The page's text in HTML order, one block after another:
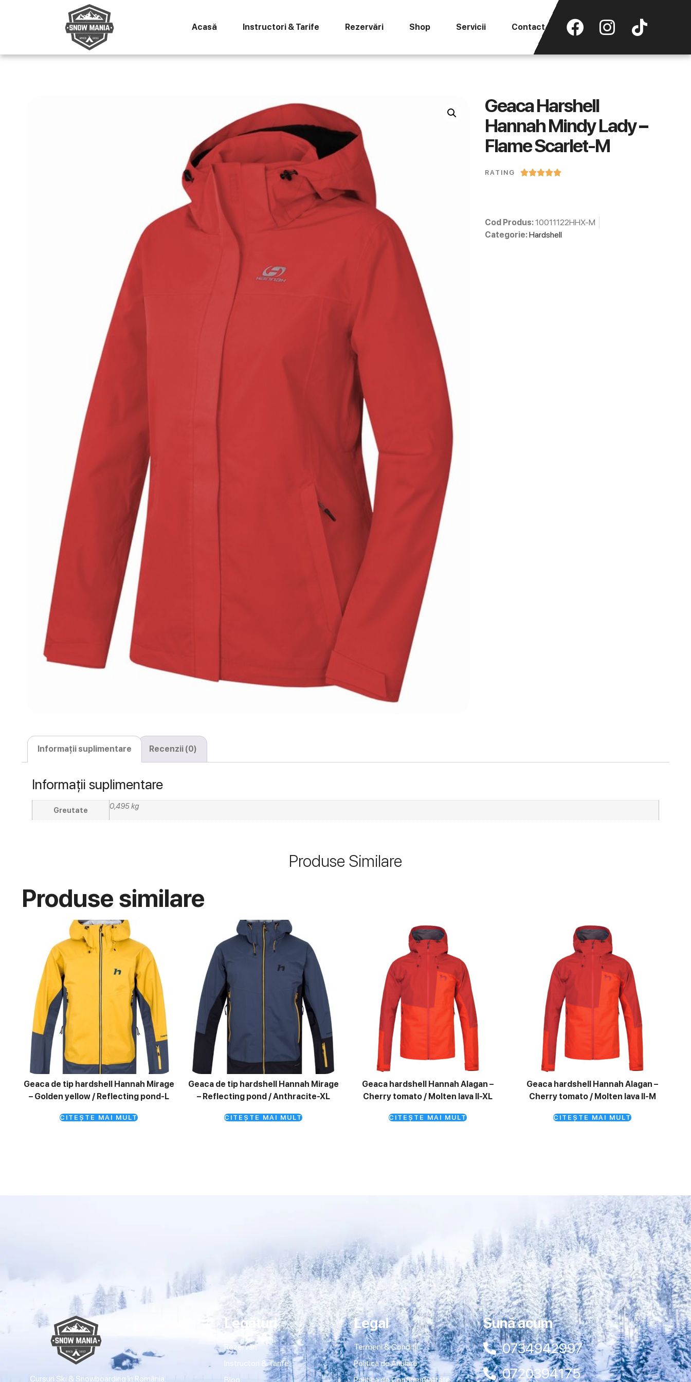
Acasă Instructori & Tarife Rezervări Shop Servicii Contact
Geaca Harshell
Hannah Mindy Lady –
Flame Scarlet-M
RATING 
Cod Produs:10011122HHX-M
Categorie:Hardshell
Informații suplimentare Recenzii (0)
Informații suplimentare
Greutate 0,495 kg
Produse Similare
Produse similare
Geaca de tip hardshell Hannah Mirage
– Golden yellow / Reflecting pond-L
CITEȘTE MAI MULT
Geaca de tip hardshell Hannah Mirage
– Reflecting pond / Anthracite-XL
CITEȘTE MAI MULT
Geaca hardshell Hannah Alagan –
Cherry tomato / Molten lava II-XL
CITEȘTE MAI MULT
Geaca hardshell Hannah Alagan –
Cherry tomato / Molten lava II-M
CITEȘTE MAI MULT
Cursuri Ski & Snowboarding în România.
Legături
Rezervări
Instructori & Tarife
Blog
Legal
Termeni & Condiții
Politica de Anulare
Politica de Confidențialitate
Sună acum
0734942997
0720394175